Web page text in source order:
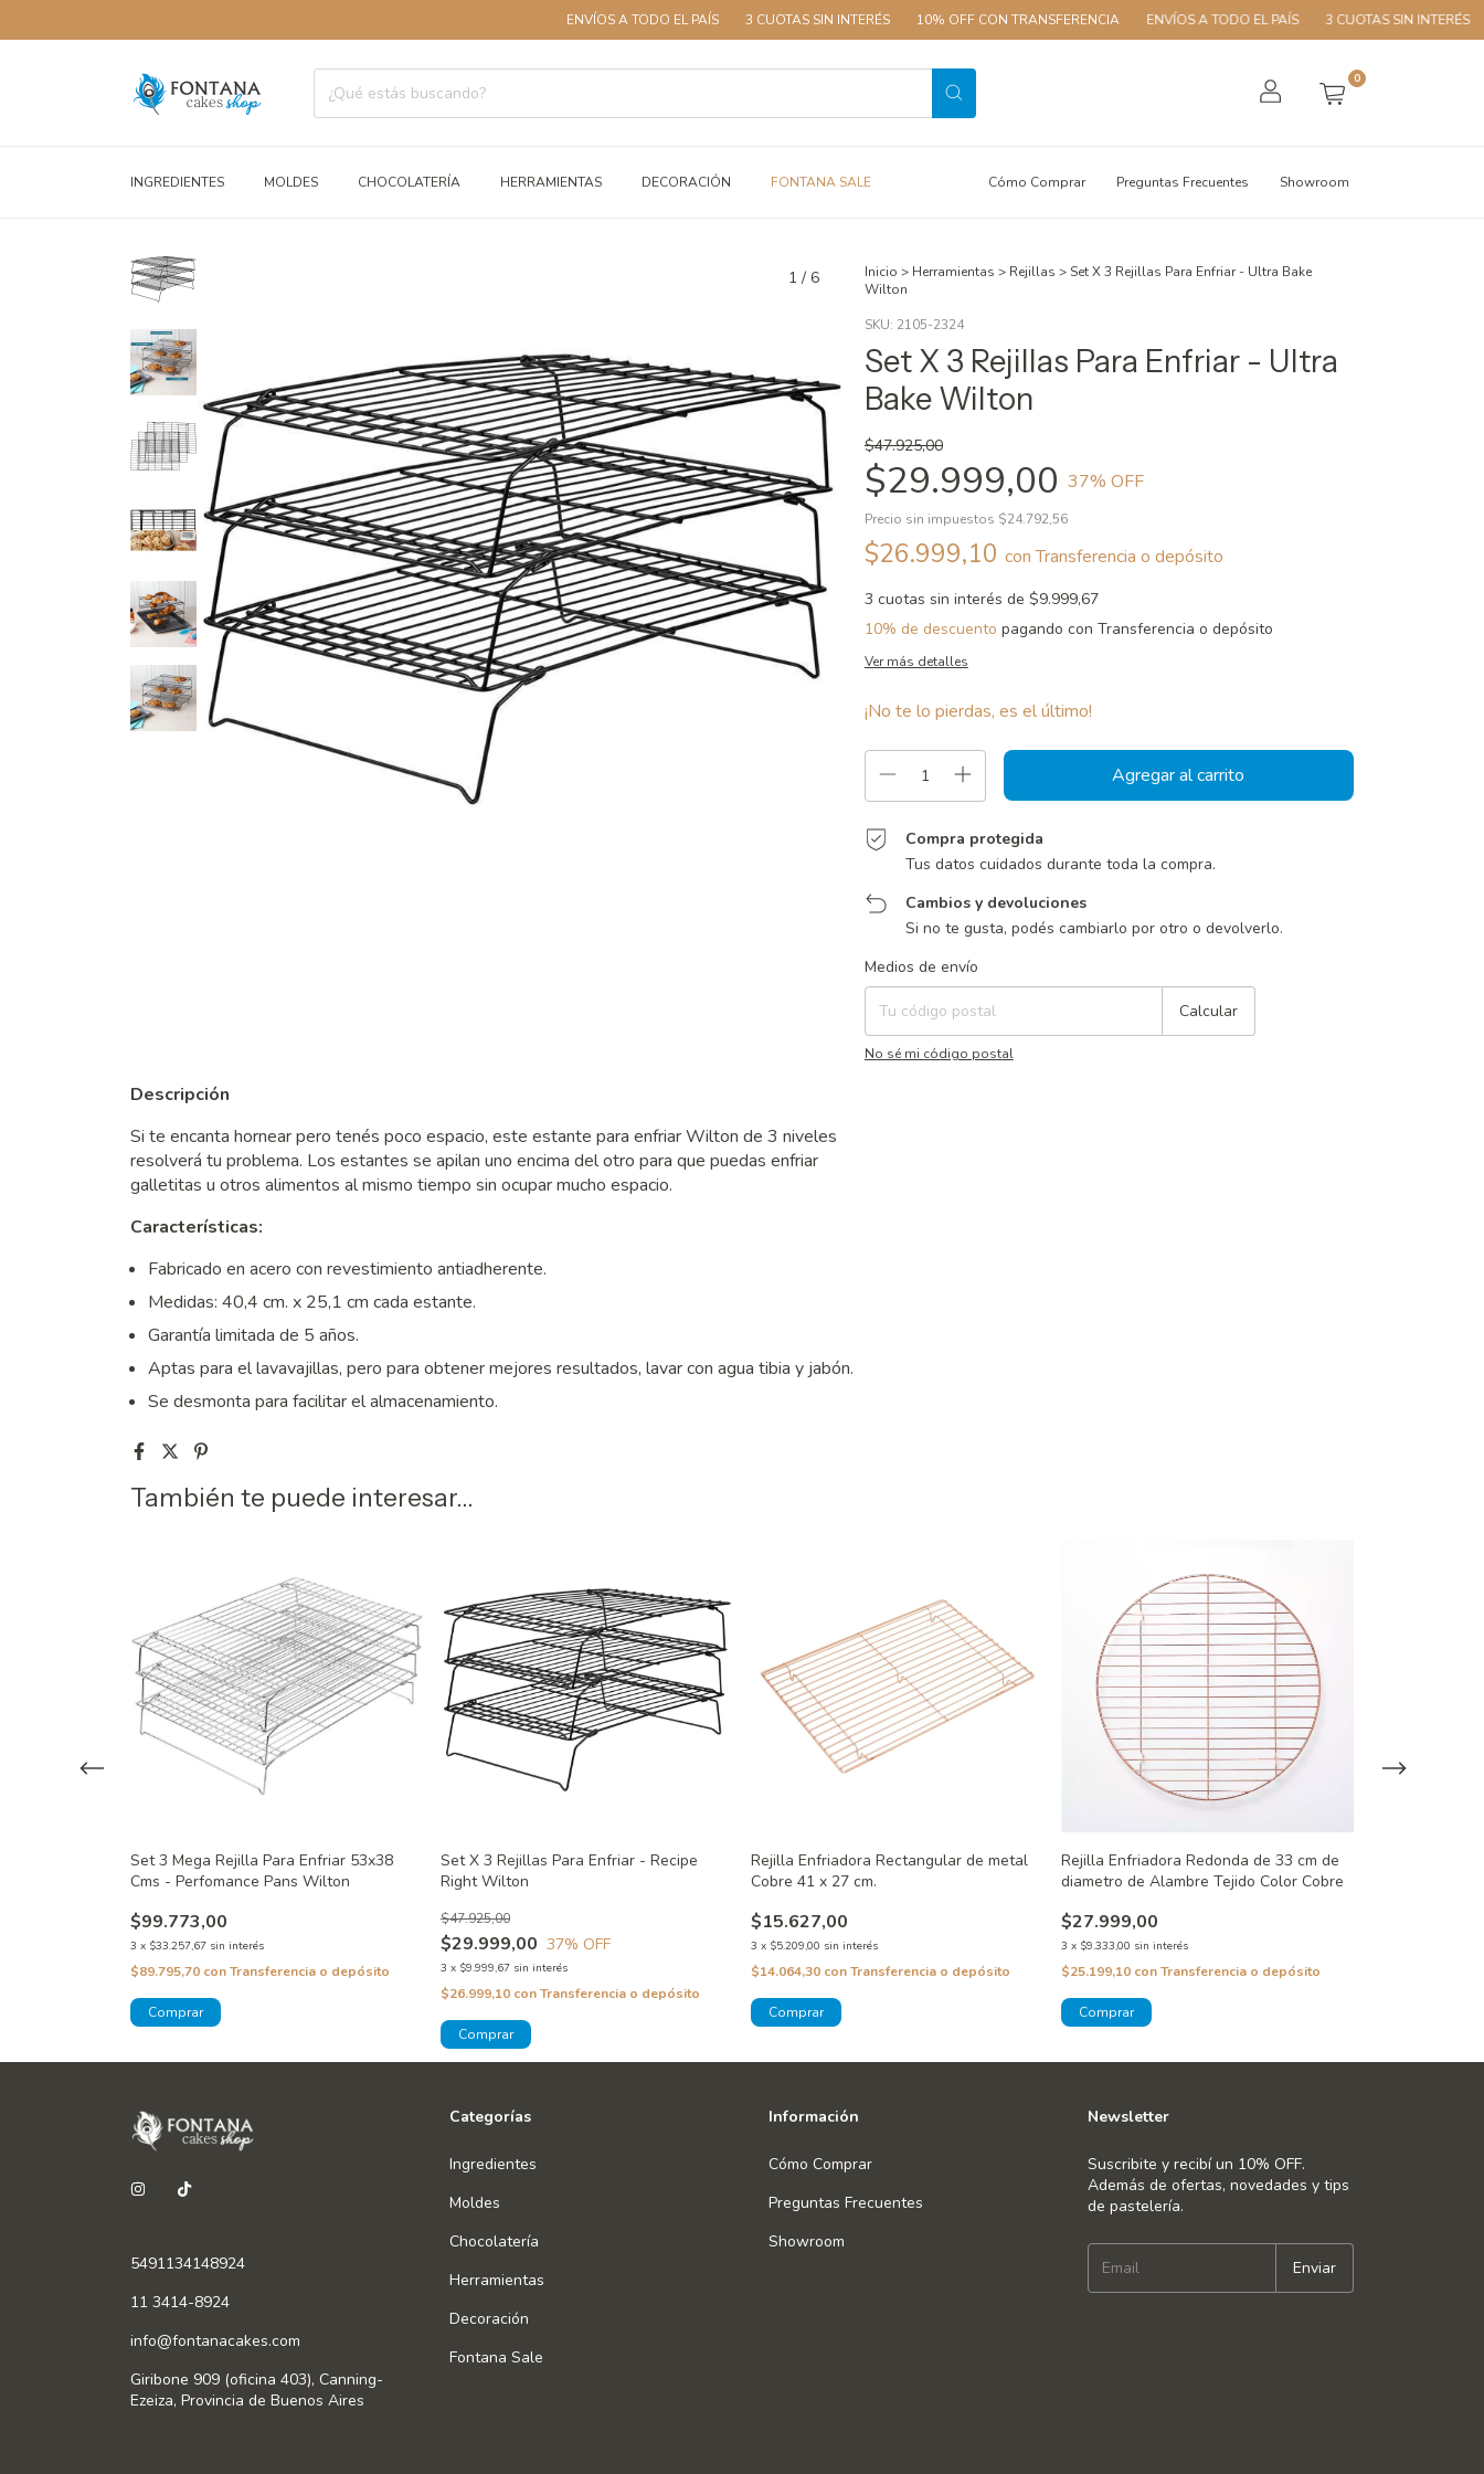
ENVÍOS A TODO EL PAÍS 3 CUOTAS SIN INTERÉS 10% OFF CON TRANSFERENCIA ENVÍOS A TODO EL PAÍS 3 CUOTAS SIN INTERÉS
0
INGREDIENTES MOLDES CHOCOLATERÍA HERRAMIENTAS DECORACIÓN FONTANA SALE Cómo Comprar Preguntas Frecuentes Showroom
1 / 6 Inicio > Herramientas > Rejillas > Set X 3 Rejillas Para Enfriar - Ultra Bake
Wilton
SKU: 2105-2324
Set X 3 Rejillas Para Enfriar - Ultra
Bake Wilton
$47.925,00
$29.999,00 37% OFF
Precio sin impuestos $24.792,56
$26.999,10 con Transferencia o depósito
3 cuotas sin interés de $9.999,67
10% de descuento pagando con Transferencia o depósito
Ver más detalles
¡No te lo pierdas, es el último!
Compra protegida
Tus datos cuidados durante toda la compra.
Cambios y devoluciones
Si no te gusta, podés cambiarlo por otro o devolverlo.
Entregas para el CP:
Medios de envío
Calcular
No sé mi código postal
Descripción
Si te encanta hornear pero tenés poco espacio, este estante para enfriar Wilton de 3 niveles
resolverá tu problema. Los estantes se apilan uno encima del otro para que puedas enfriar
galletitas u otros alimentos al mismo tiempo sin ocupar mucho espacio.
Características:
Fabricado en acero con revestimiento antiadherente.
Medidas: 40,4 cm. x 25,1 cm cada estante.
Garantía limitada de 5 años.
Aptas para el lavavajillas, pero para obtener mejores resultados, lavar con agua tibia y jabón.
Se desmonta para facilitar el almacenamiento.
También te puede interesar...
Set 3 Mega Rejilla Para Enfriar 53x38
Cms - Perfomance Pans Wilton
$99.773,00
3 x $33.257,67 sin interés
$89.795,70 conTransferencia o depósito
Set X 3 Rejillas Para Enfriar - Recipe
Right Wilton
$29.999,00
$47.925,00
37% OFF
3 x $9.999,67 sin interés
$26.999,10 conTransferencia o depósito
Rejilla Enfriadora Rectangular de metal
Cobre 41 x 27 cm.
$15.627,00
3 x $5.209,00 sin interés
$14.064,30 conTransferencia o depósito
Rejilla Enfriadora Redonda de 33 cm de
diametro de Alambre Tejido Color Cobre
$27.999,00
3 x $9.333,00 sin interés
$25.199,10 conTransferencia o depósito
5491134148924
11 3414-8924
info@fontanacakes.com
Giribone 909 (oficina 403), Canning-
Ezeiza, Provincia de Buenos Aires
Categorías
Ingredientes
Moldes
Chocolatería
Herramientas
Decoración
Fontana Sale
Información
Cómo Comprar
Preguntas Frecuentes
Showroom
Newsletter
Suscribite y recibí un 10% OFF.
Además de ofertas, novedades y tips
de pastelería.